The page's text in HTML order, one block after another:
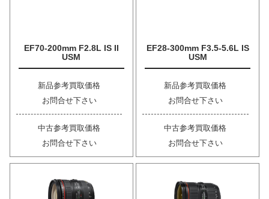
EF70-200mm F2.8L IS II
USM
新品参考買取価格
お問合せ下さい
中古参考買取価格
お問合せ下さい
EF28-300mm F3.5-5.6L IS
USM
新品参考買取価格
お問合せ下さい
中古参考買取価格
お問合せ下さい